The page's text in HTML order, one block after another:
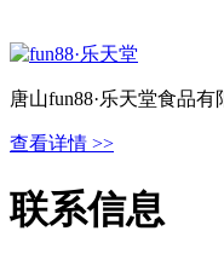
唐山fun88·乐天堂食品
查看详情 >>
联系信息